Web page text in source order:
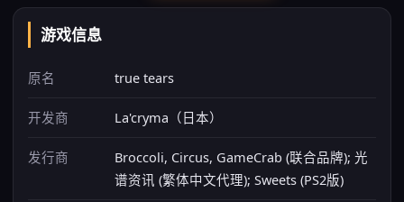
游戏信息
原名 true tears
开发商 La'cryma（日本）
发行商
Broccoli, Circus, GameCrab (联合品牌); 光
谱资讯 (繁体中文代理); Sweets (PS2版)